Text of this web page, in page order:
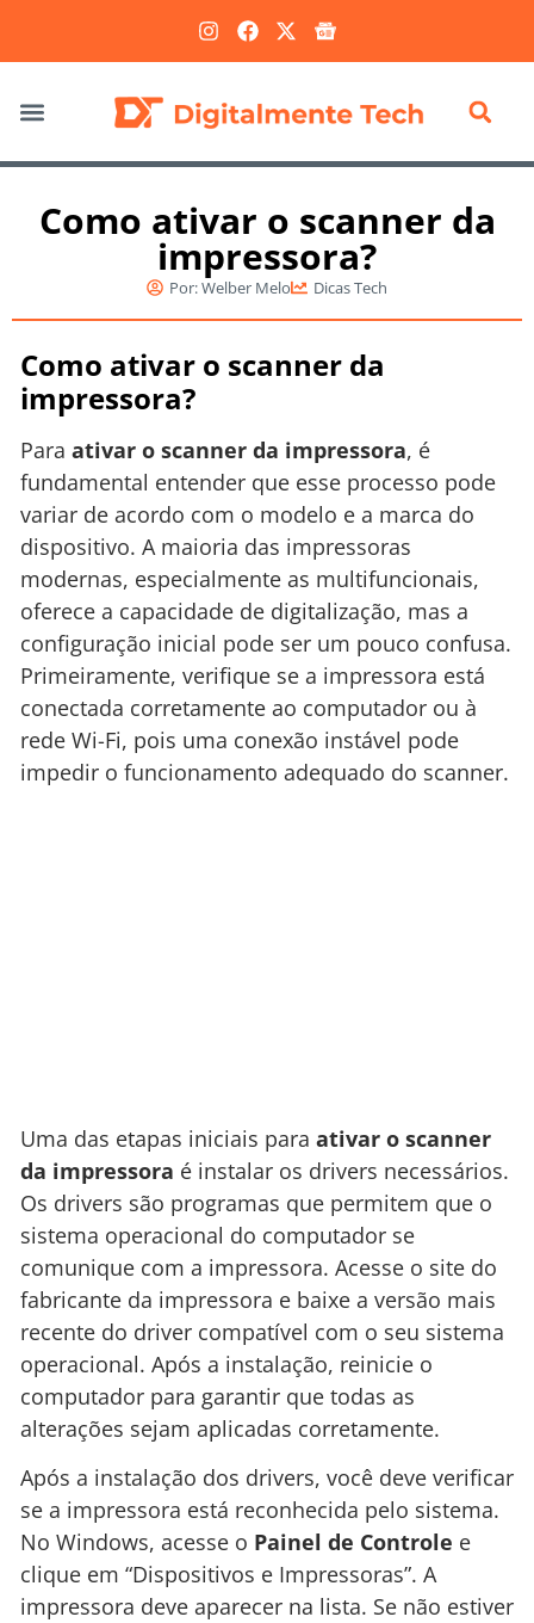
Como ativar o scanner da
impressora?
Por:Welber Melo Dicas Tech
Como ativar o scanner da
impressora?
Para ativar o scanner da impressora, é
fundamental entender que esse processo pode
variar de acordo com o modelo e a marca do
dispositivo. A maioria das impressoras
modernas, especialmente as multifuncionais,
oferece a capacidade de digitalização, mas a
configuração inicial pode ser um pouco confusa.
Primeiramente, verifique se a impressora está
conectada corretamente ao computador ou à
rede Wi-Fi, pois uma conexão instável pode
impedir o funcionamento adequado do scanner.
Uma das etapas iniciais para ativar o scanner
da impressora é instalar os drivers necessários.
Os drivers são programas que permitem que o
sistema operacional do computador se
comunique com a impressora. Acesse o site do
fabricante da impressora e baixe a versão mais
recente do driver compatível com o seu sistema
operacional. Após a instalação, reinicie o
computador para garantir que todas as
alterações sejam aplicadas corretamente.
Após a instalação dos drivers, você deve verificar
se a impressora está reconhecida pelo sistema.
No Windows, acesse o Painel de Controle e
clique em “Dispositivos e Impressoras”. A
impressora deve aparecer na lista. Se não estiver